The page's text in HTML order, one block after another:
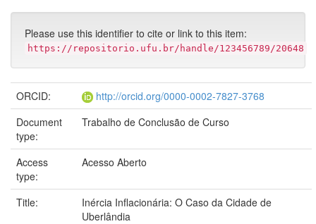
Please use this identifier to cite or link to this item:
https://repositorio.ufu.br/handle/123456789/20648
ORCID:
http://orcid.org/0000-0002-7827-3768
Document
type:
Trabalho de Conclusão de Curso
Access
type:
Acesso Aberto
Title:
Inércia Inflacionária: O Caso da Cidade de
Uberlândia